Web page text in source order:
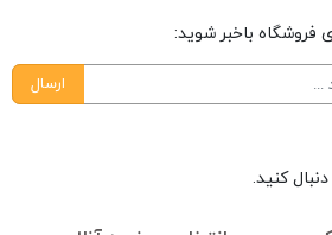
فروشگاه باخبر شوید:
ارسال
کنید.